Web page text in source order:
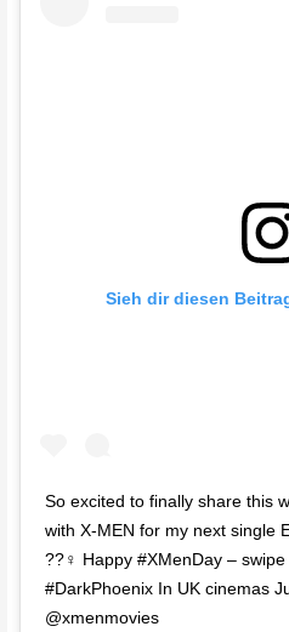
Sieh dir diesen
So excited to finally share this
with X-MEN for my next single
??‍♀ Happy #XMenDay –
#DarkPhoenix In UK cinemas
@xmenmovies